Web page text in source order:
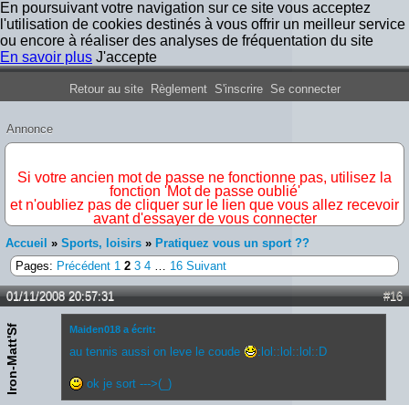
En poursuivant votre navigation sur ce site vous acceptez
l'utilisation de cookies destinés à vous offrir un meilleur service
ou encore à réaliser des analyses de fréquentation du site
En savoir plus J'accepte
Forum Iron Maiden France
Retour au site Règlement S'inscrire Se connecter
Annonce
Si votre ancien mot de passe ne fonctionne pas, utilisez la
fonction 'Mot de passe oublié'
et n'oubliez pas de cliquer sur le lien que vous allez recevoir
avant d'essayer de vous connecter
Accueil » Sports, loisirs » Pratiquez vous un sport ??
Pages: Précédent 1 2 3 4 … 16 Suivant
#16
01/11/2008 20:57:31
Iron-Matt'Sf Maiden018 a écrit:
au tennis aussi on leve le coude :lol::lol::lol::D
ok je sort --->(_)